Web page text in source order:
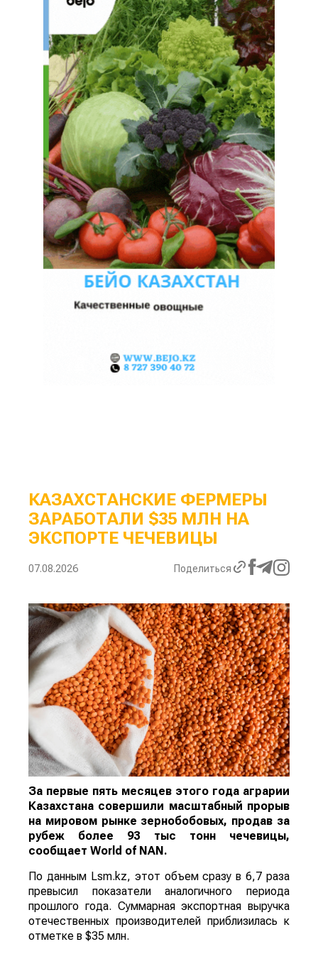
КАЗАХСТАНСКИЕ ФЕРМЕРЫ
ЗАРАБОТАЛИ $35 МЛН НА
ЭКСПОРТЕ ЧЕЧЕВИЦЫ
07.08.2026 Поделиться
За первые пять месяцев этого года аграрии
Казахстана совершили масштабный прорыв
на мировом рынке зернобобовых, продав за
рубеж более 93 тыс тонн чечевицы,
сообщает World of NAN .
По данным Lsm.kz, этот объем сразу в 6,7 раза
превысил показатели аналогичного периода
прошлого года. Суммарная экспортная выручка
отечественных производителей приблизилась к
отметке в $35 млн.